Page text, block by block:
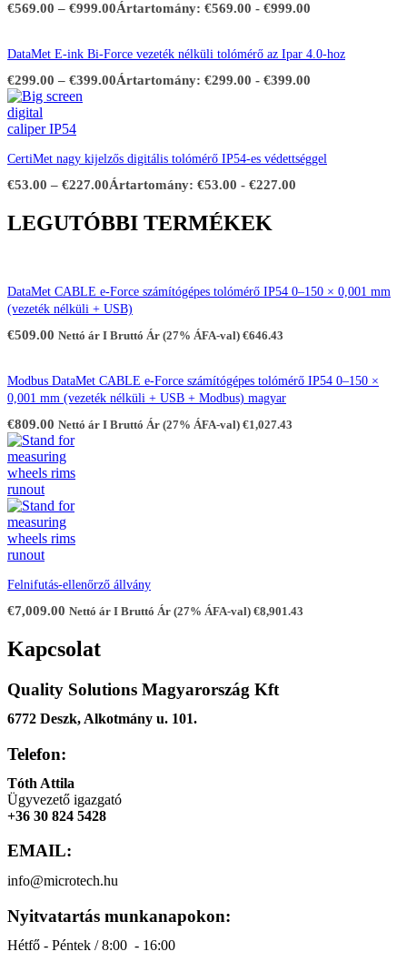
€569.00 – €999.00Ártartomány: €569.00 - €999.00
DataMet E-ink Bi-Force vezeték nélküli tolómérő az Ipar 4.0-hoz
€299.00 – €399.00Ártartomány: €299.00 - €399.00
CertiMet nagy kijelzős digitális tolómérő IP54-es védettséggel
€53.00 – €227.00Ártartomány: €53.00 - €227.00
LEGUTÓBBI TERMÉKEK
DataMet CABLE e-Force számítógépes tolómérő IP54 0–150 × 0,001 mm
(vezeték nélküli + USB)
€509.00 Nettó ár I Bruttó Ár (27% ÁFA-val) €646.43
Modbus DataMet CABLE e-Force számítógépes tolómérő IP54 0–150 ×
0,001 mm (vezeték nélküli + USB + Modbus) magyar
€809.00 Nettó ár I Bruttó Ár (27% ÁFA-val) €1,027.43
Felnifutás-ellenőrző állvány
€7,009.00 Nettó ár I Bruttó Ár (27% ÁFA-val) €8,901.43
Kapcsolat
Quality Solutions Magyarország Kft
6772 Deszk, Alkotmány u. 101.
Telefon:
Tóth Attila
Ügyvezető igazgató
+36 30 824 5428
EMAIL:
info@microtech.hu
Nyitvatartás munkanapokon:
Hétfő - Péntek / 8:00 - 16:00